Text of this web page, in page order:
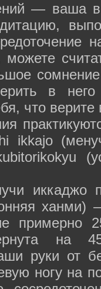
— ваша
сомнение
в
что верите
ikkajo
иккаджо
примерно
на
руки от
ногу на